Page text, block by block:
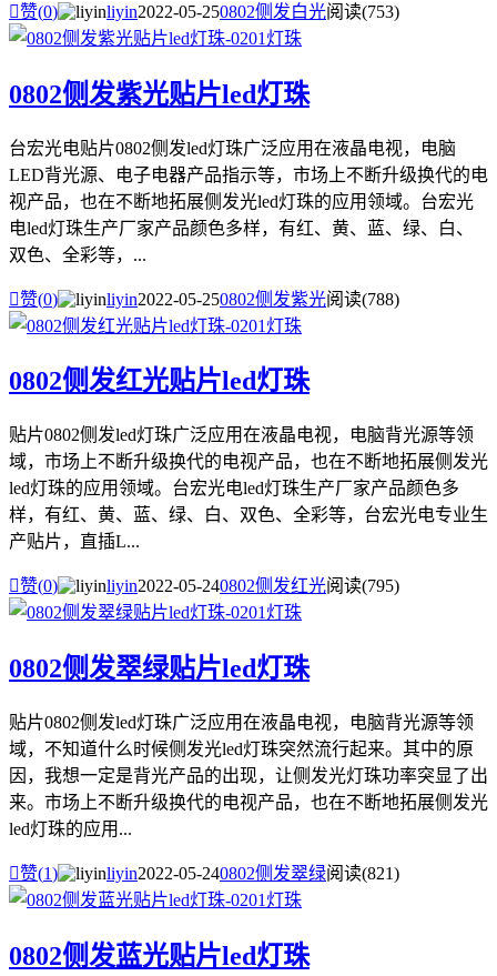
赞(0) liyin2022-05-250802侧发白光阅读(753)
0802侧发紫光贴片led灯珠
台宏光电贴片0802侧发led灯珠广泛应用在液晶电视，电脑
LED背光源、电子电器产品指示等，市场上不断升级换代的电
视产品，也在不断地拓展侧发光led灯珠的应用领域。台宏光
电led灯珠生产厂家产品颜色多样，有红、黄、蓝、绿、白、
双色、全彩等，...
赞(0) liyin2022-05-250802侧发紫光阅读(788)
0802侧发红光贴片led灯珠
贴片0802侧发led灯珠广泛应用在液晶电视，电脑背光源等领
域，市场上不断升级换代的电视产品，也在不断地拓展侧发光
led灯珠的应用领域。台宏光电led灯珠生产厂家产品颜色多
样，有红、黄、蓝、绿、白、双色、全彩等，台宏光电专业生
产贴片，直插L...
赞(0) liyin2022-05-240802侧发红光阅读(795)
0802侧发翠绿贴片led灯珠
贴片0802侧发led灯珠广泛应用在液晶电视，电脑背光源等领
域，不知道什么时候侧发光led灯珠突然流行起来。其中的原
因，我想一定是背光产品的出现，让侧发光灯珠功率突显了出
来。市场上不断升级换代的电视产品，也在不断地拓展侧发光
led灯珠的应用...
赞(1) liyin2022-05-240802侧发翠绿阅读(821)
0802侧发蓝光贴片led灯珠